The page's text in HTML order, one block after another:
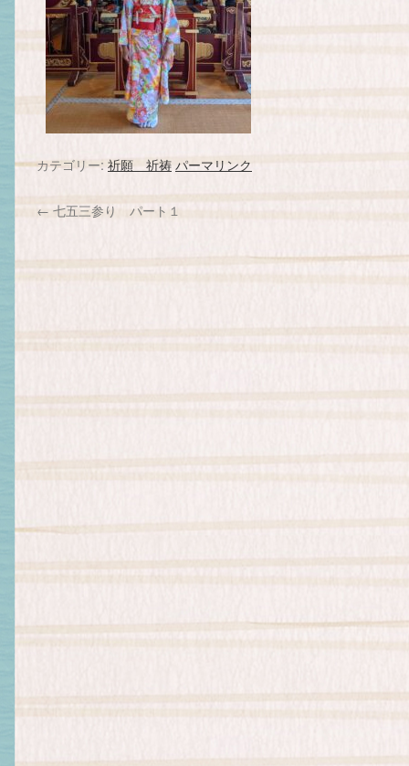
カテゴリー: 祈願 祈祷パーマリンク
← 七五三参り パート１